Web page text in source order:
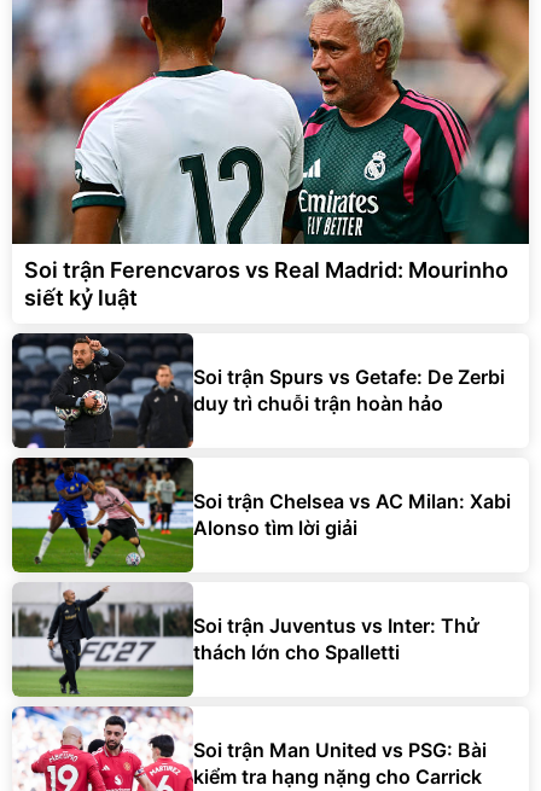
Soi trận Ferencvaros vs Real Madrid: Mourinho
siết kỷ luật
Soi trận Spurs vs Getafe: De Zerbi
duy trì chuỗi trận hoàn hảo
Soi trận Chelsea vs AC Milan: Xabi
Alonso tìm lời giải
Soi trận Juventus vs Inter: Thử
thách lớn cho Spalletti
Soi trận Man United vs PSG: Bài
kiểm tra hạng nặng cho Carrick